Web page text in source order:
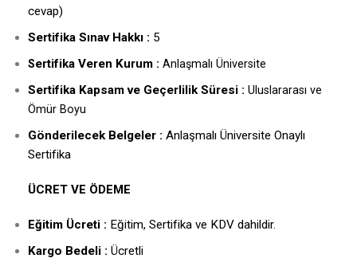
cevap)
Sertifika Sınav Hakkı : 5
Sertifika Veren Kurum : Anlaşmalı Üniversite
Sertifika Kapsam ve Geçerlilik Süresi : Uluslararası ve
Ömür Boyu
Gönderilecek Belgeler : Anlaşmalı Üniversite Onaylı
Sertifika
ÜCRET VE ÖDEME
Eğitim Ücreti : Eğitim, Sertifika ve KDV dahildir.
Kargo Bedeli : Ücretli